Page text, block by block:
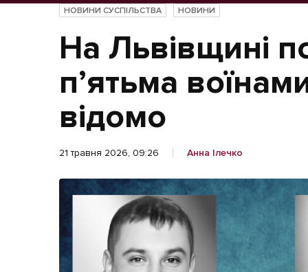
Новини
Політика
Економіка
Бізнес
Життя
Культура
Афіша
НОВИНИ СУСПІЛЬСТВА НОВИНИ
На Львівщині
пʼятьма
відомо
21 травня 2026, 09:26 Анна Ілечко